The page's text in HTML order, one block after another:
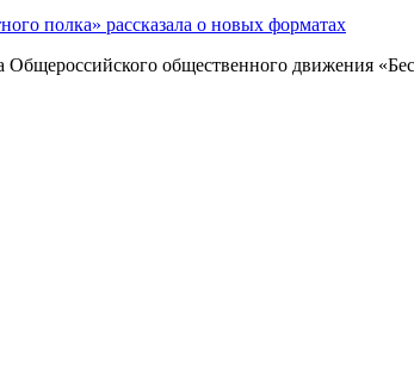
полка» рассказала о новых форматах
Общероссийского общественного движения